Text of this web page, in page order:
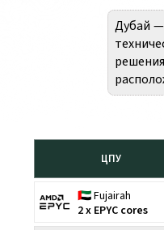
Дубай
ЦПУ
🇦🇪 Fujairah
2 x EPYC cores